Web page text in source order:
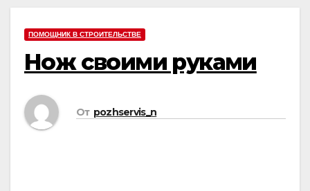
ПОМОЩНИК В СТРОИТЕЛЬСТВЕ
Нож своими руками
От pozhservis_n